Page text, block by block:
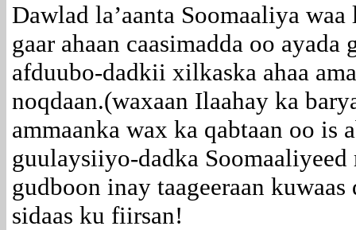
Dawlad la’aanta Soomaaliya
gaar ahaan caasimadda oo
afduubo-dadkii xilkaska ahaa
noqdaan.(waxaan Ilaahay ka
ammaanka wax ka qabtaan oo is
guulaysiiyo-dadka Soomaaliyeed
gudboon inay taageeraan
sidaas ku fiirsan!